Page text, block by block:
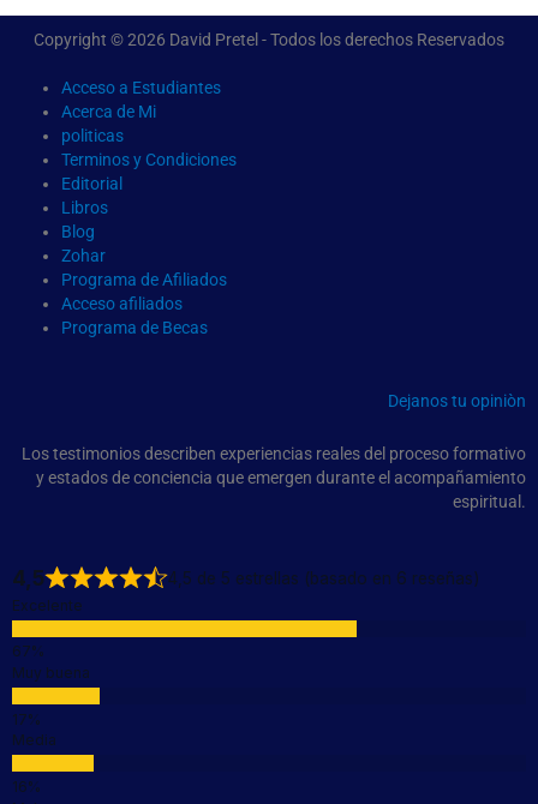
Copyright © 2026 David Pretel - Todos los derechos Reservados
Acceso a Estudiantes
Acerca de Mi
politicas
Terminos y Condiciones
Editorial
Libros
Blog
Zohar
Programa de Afiliados
Acceso afiliados
Programa de Becas
Dejanos tu opiniòn
Los testimonios describen experiencias reales del proceso formativo
y estados de conciencia que emergen durante el acompañamiento
espiritual.
4,5 4,5 de 5 estrellas (basado en 6 reseñas)
Excelente
Muy buena
Media